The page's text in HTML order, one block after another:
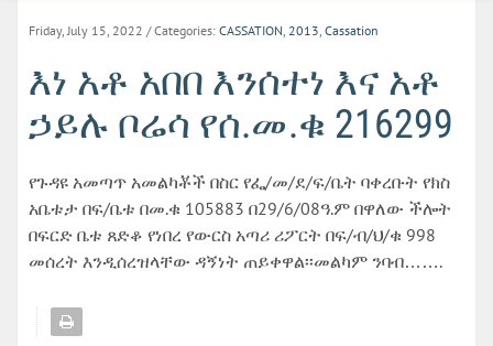
Friday, July 15, 2022 / Categories: CASSATION, 2013, Cassation
እነ አቶ አበበ እንሰተነ እና አቶ
ኃይሉ ቦሬሳ የሰ.መ.ቁ 216299
የጉዳዩ አመጣጥ አመልካቾች በስር የፌ/መ/ደ/ፍ/ቤት ባቀረቡት የክስ
አቤቱታ በፍ/ቤቱ በመ.ቁ 105883 በ29/6/08ዓ.ም በዋለው ችሎት
በፍርድ ቤቱ ጸድቆ የነበረ የውርስ አጣሪ ሪፖርት በፍ/ብ/ህ/ቁ 998
መሰረት እንዲሰረዝላቸው ዳኝነት ጠይቀዋል፡፡መልካም ንባብ…….